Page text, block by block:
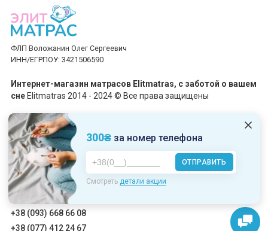
300₴за номер телефона
ОТПРАВИТЬ
Смотреть детали акции
ФЛП Воложанин Олег Сергеевич
ИНН/ЕГРПОУ: 3421506590
Интернет-магазин матрасов Elitmatras, c заботой о вашем
сне Elitmatras 2014 - 2024 © Все права защищены
Принимаем платежи
Пн-Пт: 10:00 - 19:00
Сб-Вс: 10:00 - 17:00
+38 (093) 668 66 08
+38 (077) 412 24 67